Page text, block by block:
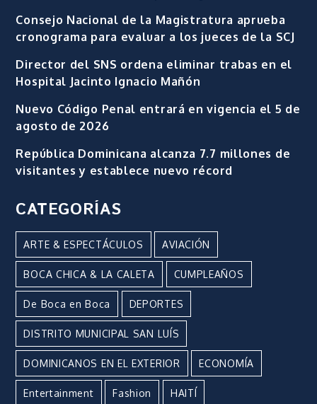
Consejo Nacional de la Magistratura aprueba
cronograma para evaluar a los jueces de la SCJ
Director del SNS ordena eliminar trabas en el
Hospital Jacinto Ignacio Mañón
Nuevo Código Penal entrará en vigencia el 5 de
agosto de 2026
República Dominicana alcanza 7.7 millones de
visitantes y establece nuevo récord
CATEGORÍAS
ARTE & ESPECTÁCULOS AVIACIÓN
BOCA CHICA & LA CALETA CUMPLEAÑOS
De Boca en Boca DEPORTES
DISTRITO MUNICIPAL SAN LUÍS
DOMINICANOS EN EL EXTERIOR ECONOMÍA
Entertainment Fashion HAITÍ